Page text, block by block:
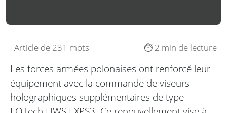
Article de 231 mots ⏱️ 2 min de lecture
Les forces armées polonaises ont renforcé leur
équipement avec la commande de viseurs
holographiques supplémentaires de type